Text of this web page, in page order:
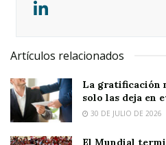
Artículos relacionados
La gratificación
solo las deja en
30 DE JULIO DE 2026
El Mundial